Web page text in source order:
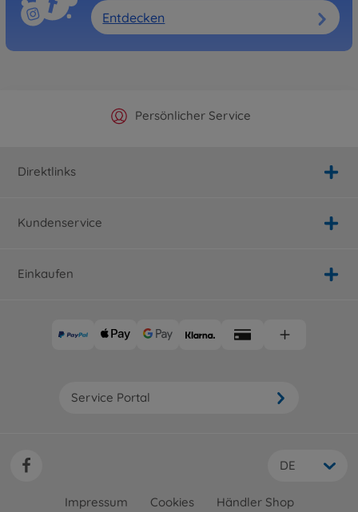
Entdecken
Offizieller Hersteller Shop
Persönlicher Service
Versandkostenfrei ab 25€
Schnelle Lieferung
Direktlinks
Kundenservice
Einkaufen
Service Portal
DE
Impressum Cookies Händler Shop